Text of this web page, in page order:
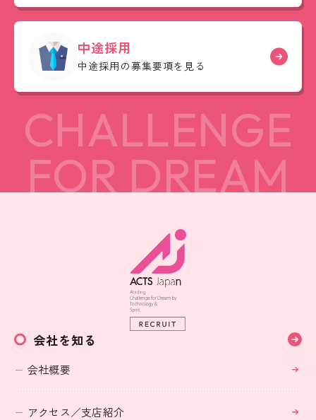
中途採用
中途採用の募集要項を見る
会社を知る
会社概要
アクセス／支店紹介